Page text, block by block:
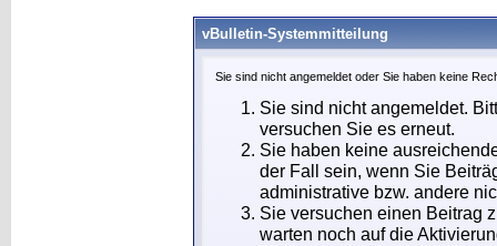
vBulletin-Systemmitteilung
Sie sind nicht angemeldet oder Sie haben keine
Sie sind nicht angemeldet.
versuchen Sie es erneut.
Sie haben keine
der Fall sein, wenn Sie
administrative bzw. andere
Sie versuchen einen Beitrag
warten noch auf die